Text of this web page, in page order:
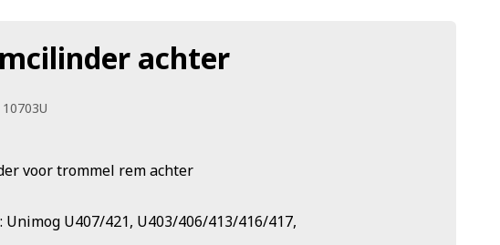
achter
10703U
voor trommel rem achter
Unimog U407/421, U403/406/413/416/417,